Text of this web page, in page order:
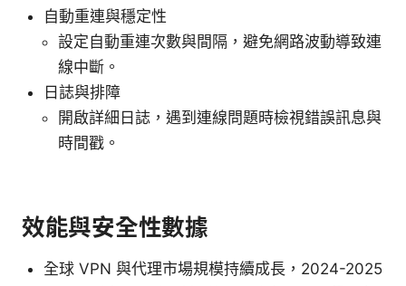
自動重連與穩定性
設定自動重連次數與間隔，避免網路波動導致連
線中斷。
日誌與排障
開啟詳細日誌，遇到連線問題時檢視錯誤訊息與
時間戳。
效能與安全性數據
全球 VPN 與代理市場規模持續成長，2024-2025